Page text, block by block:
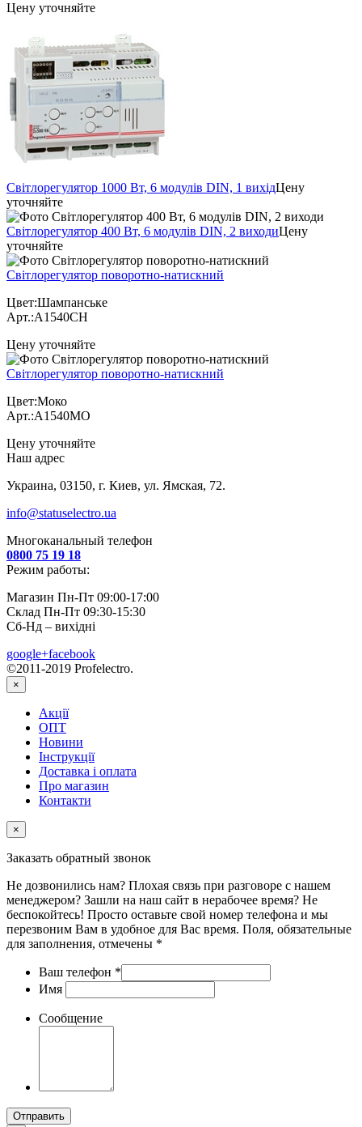
Цену уточняйте
Світлорегулятор 1000 Вт, 6 модулів DIN, 1 вихідЦену
уточняйте
Світлорегулятор 400 Вт, 6 модулів DIN, 2 виходиЦену
уточняйте
Світлорегулятор поворотно-натискний
Цвет:Шампанське
Арт.:A1540CH
Цену уточняйте
Світлорегулятор поворотно-натискний
Цвет:Моко
Арт.:A1540MO
Цену уточняйте
Наш адрес
Украина, 03150, г. Киев, ул. Ямская, 72.
info@statuselectro.ua
Многоканальный телефон
0800 75 19 18
Режим работы:
Магазин Пн-Пт 09:00-17:00
Склад Пн-Пт 09:30-15:30
Сб-Нд – вихідні
google+facebook
©2011-2019 Profelectro.
×
Акції
ОПТ
Новини
Інструкції
Доставка і оплата
Про магазин
Контакти
×
Заказать обратный звонок
Не дозвонились нам? Плохая связь при разговоре с нашем
менеджером? Зашли на наш сайт в нерабочее время? Не
беспокойтесь! Просто оставьте свой номер телефона и мы
перезвоним Вам в удобное для Вас время. Поля, обязательные
для заполнения, отмечены *
Ваш телефон *
Имя
Сообщение
Отправить